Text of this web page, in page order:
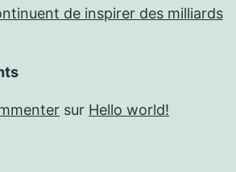
de inspirer des milliards
sur Hello world!